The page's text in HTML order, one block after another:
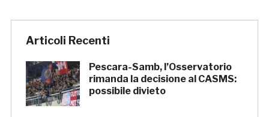
Articoli Recenti
Pescara-Samb, l’Osservatorio
rimanda la decisione al CASMS:
possibile divieto